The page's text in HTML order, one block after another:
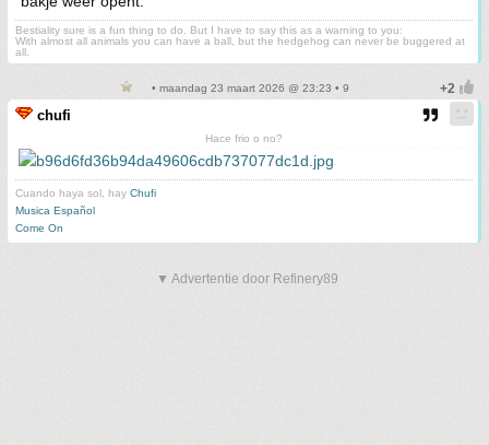
Bestiality sure is a fun thing to do. But I have to say this as a warning to you:
With almost all animals you can have a ball, but the hedgehog can never be buggered at
all.
• maandag 23 maart 2026 @ 23:23 • 9
chufi
Hace frio o no?
Cuando haya sol, hay Chufi
Musica Español
Come On
▼ Advertentie door Refinery89